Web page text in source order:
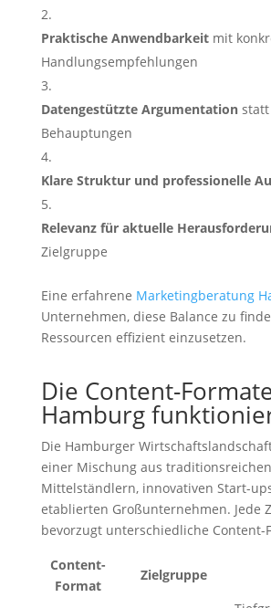
Praktische Anwendbarkeitmit
Handlungsempfehlungen
Datengestützte Argumentationstatt
Behauptungen
Klare Struktur und professionelle
Relevanz für aktuelle
Zielgruppe
Eine erfahrene Marketingberatung
Unternehmen, diese Balance zu
Ressourcen effizient einzusetzen.
Die Content-
Hamburg
Die Hamburger
einer Mischung aus traditionsreichen
Mittelständlern, innovativen Start-
etablierten Großunternehmen. Jede
bevorzugt unterschiedliche Content-
Content-
Format
Zielgruppe